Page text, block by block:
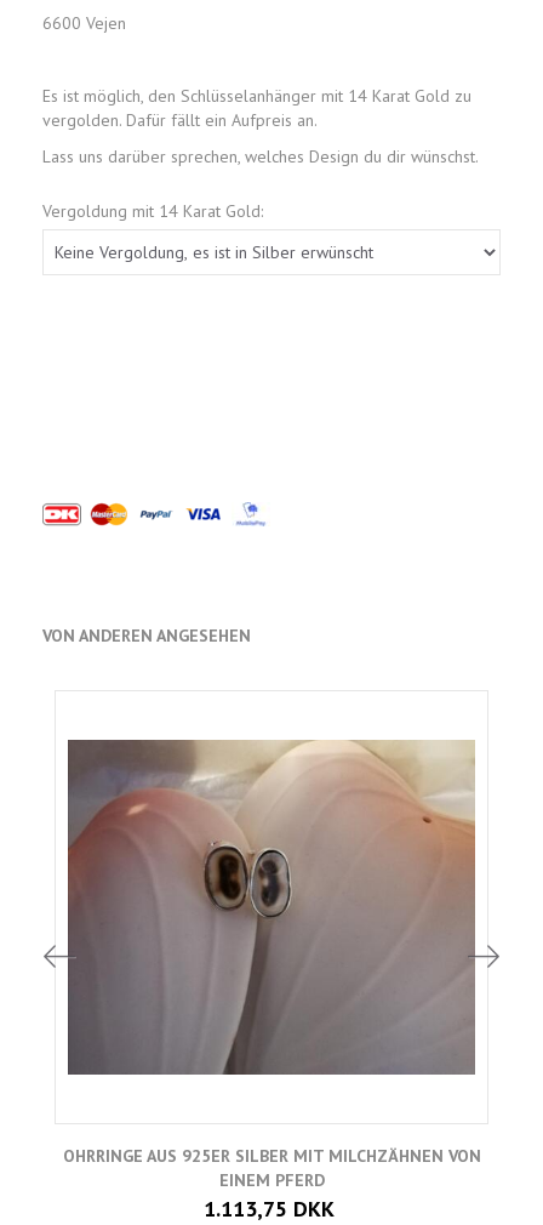
6600 Vejen
Es ist möglich, den Schlüsselanhänger mit 14 Karat Gold zu
vergolden. Dafür fällt ein Aufpreis an.
Lass uns darüber sprechen, welches Design du dir wünschst.
Vergoldung mit 14 Karat Gold:
VON ANDEREN ANGESEHEN
OHRRINGE AUS 925ER SILBER MIT MILCHZÄHNEN VON
EINEM PFERD
1.113,75 DKK